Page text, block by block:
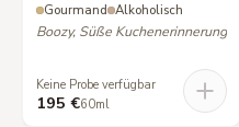
Gourmand Alkoholisch
Boozy, Süße Kuchenerinnerung
Keine Probe verfügbar
195 €60ml